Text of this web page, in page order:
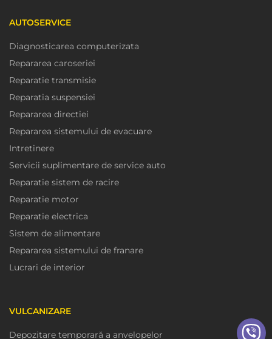
AUTOSERVICE
Diagnosticarea computerizata
Repararea caroseriei
Reparatie transmisie
Reparatia suspensiei
Repararea directiei
Repararea sistemului de evacuare
Intretinere
Servicii suplimentare de service auto
Reparatie sistem de racire
Reparatie motor
Reparatie electrica
Sistem de alimentare
Repararea sistemului de franare
Lucrari de interior
VULCANIZARE
Depozitare temporară a anvelopelor